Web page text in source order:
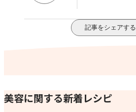
記事をシェアする
美容に関する新着レシピ